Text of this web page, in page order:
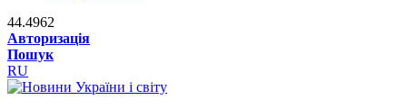
44.4962
Авторизація
Пошук
RU